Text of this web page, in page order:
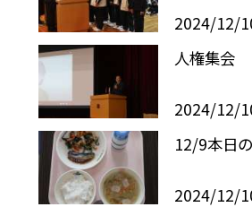
2024/12/
人権集会
2024/12/
12/9本日
2024/12/